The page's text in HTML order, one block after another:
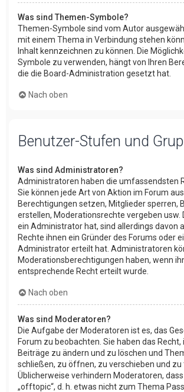
Was sind Themen-Symbole?
Themen-Symbole sind vom Autor
mit einem Thema in Verbindung stehen
Inhalt kennzeichnen zu können. Die
Symbole zu verwenden, hängt von Ihren
die die Board-Administration gesetzt hat.
Nach oben
Benutzer-Stufen und
Was sind Administratoren?
Administratoren haben die umfassendsten
Sie können jede Art von Aktion im Forum
Berechtigungen setzen, Mitglieder sperren,
erstellen, Moderationsrechte vergeben usw.
ein Administrator hat, sind allerdings davon
Rechte ihnen ein Gründer des Forums oder
Administrator erteilt hat. Administratoren
Moderationsberechtigungen haben, wenn
entsprechende Recht erteilt wurde.
Nach oben
Was sind Moderatoren?
Die Aufgabe der Moderatoren ist es, das
Forum zu beobachten. Sie haben das Recht,
Beiträge zu ändern und zu löschen und
schließen, zu öffnen, zu verschieben und zu
Üblicherweise verhindern Moderatoren,
„offtopic“, d. h. etwas nicht zum Thema